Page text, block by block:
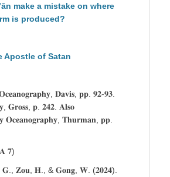
make a mistake on where
is produced?
Apostle of Satan
𝐎𝐜𝐞𝐚𝐧𝐨𝐠𝐫𝐚𝐩𝐡𝐲, 𝐃𝐚𝐯𝐢𝐬, 𝐩𝐩. 𝟗𝟐-𝟗𝟑.
𝐆𝐫𝐨𝐬𝐬, 𝐩. 𝟐𝟒𝟐. 𝐀𝐥𝐬𝐨
𝐎𝐜𝐞𝐚𝐧𝐨𝐠𝐫𝐚𝐩𝐡𝐲, 𝐓𝐡𝐮𝐫𝐦𝐚𝐧, 𝐩𝐩.
𝟕)
𝐆., 𝐙𝐨𝐮, 𝐇., & 𝐆𝐨𝐧𝐠, 𝐖. (𝟐𝟎𝟐𝟒).